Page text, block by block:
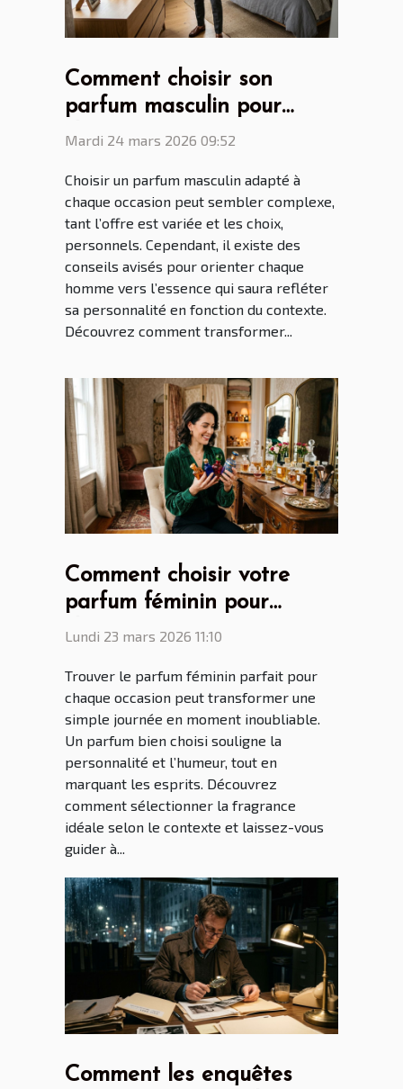
Comment choisir son
parfum masculin pour
chaque occasion ?
Mardi 24 mars 2026 09:52
Choisir un parfum masculin adapté à
chaque occasion peut sembler complexe,
tant l’offre est variée et les choix,
personnels. Cependant, il existe des
conseils avisés pour orienter chaque
homme vers l’essence qui saura refléter
sa personnalité en fonction du contexte.
Découvrez comment transformer...
Comment choisir votre
parfum féminin pour
chaque occasion ?
Lundi 23 mars 2026 11:10
Trouver le parfum féminin parfait pour
chaque occasion peut transformer une
simple journée en moment inoubliable.
Un parfum bien choisi souligne la
personnalité et l’humeur, tout en
marquant les esprits. Découvrez
comment sélectionner la fragrance
idéale selon le contexte et laissez-vous
guider à...
Comment les enquêtes